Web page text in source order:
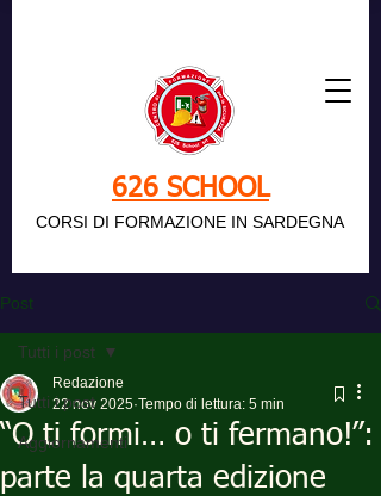
626 SCHOOL
CORSI DI FORMAZIONE IN SARDEGNA
Post
Tutti i post
Aggiornamenti
Tutti i post
“O ti formi… o ti fermano!”:
parte la quarta edizione
Redazione
22 nov 2025 Tempo di lettura: 5 min